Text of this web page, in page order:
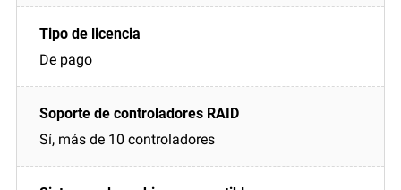
De pago
Sí, más de 10 controladores